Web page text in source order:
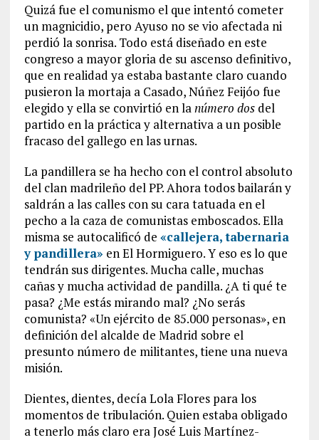
Quizá fue el comunismo el que intentó cometer
un magnicidio, pero Ayuso no se vio afectada ni
perdió la sonrisa. Todo está diseñado en este
congreso a mayor gloria de su ascenso definitivo,
que en realidad ya estaba bastante claro cuando
pusieron la mortaja a Casado, Núñez Feijóo fue
elegido y ella se convirtió en lanúmero dosdel
partido en la práctica y alternativa a un posible
fracaso del gallego en las urnas.
La pandillera se ha hecho con el control absoluto
del clan madrileño del PP. Ahora todos bailarán y
saldrán a las calles con su cara tatuada en el
pecho a la caza de comunistas emboscados. Ella
misma se autocalificó de «callejera, tabernaria
y pandillera» en El Hormiguero. Y eso es lo que
tendrán sus dirigentes. Mucha calle, muchas
cañas y mucha actividad de pandilla. ¿A ti qué te
pasa? ¿Me estás mirando mal? ¿No serás
comunista? «Un ejército de 85.000 personas», en
definición del alcalde de Madrid sobre el
presunto número de militantes, tiene una nueva
misión.
Dientes, dientes, decía Lola Flores para los
momentos de tribulación. Quien estaba obligado
a tenerlo más claro era José Luis Martínez-